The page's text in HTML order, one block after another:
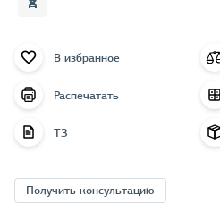
В избранное
Распечатать
ТЗ
Получить консультацию